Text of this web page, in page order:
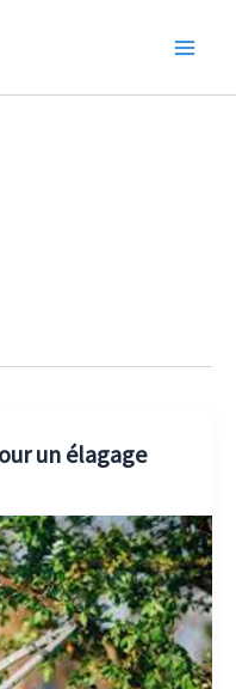
un élagage